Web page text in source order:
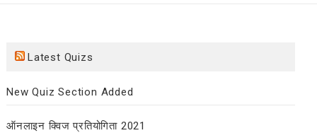
Latest Quizs
New Quiz Section Added
ऑनलाइन क्विज प्रतियोगिता 2021